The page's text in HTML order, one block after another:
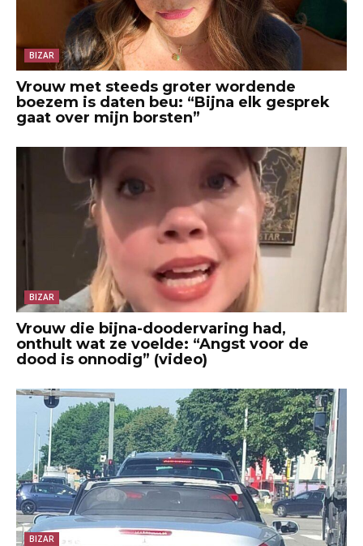
BIZAR
Vrouw met steeds groter wordende
boezem is daten beu: “Bijna elk gesprek
gaat over mijn borsten”
BIZAR
Vrouw die bijna-doodervaring had,
onthult wat ze voelde: “Angst voor de
dood is onnodig” (video)
BIZAR